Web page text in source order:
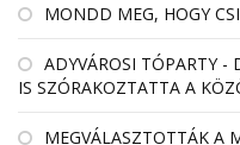
MONDD MEG, HOGY
ADYVÁROSI TÓPARTY -
IS SZÓRAKOZTATTA A
MEGVÁLASZTOTTÁK A